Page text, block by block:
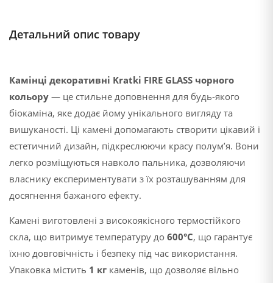
Детальний опис товару
Камінці декоративні Kratki FIRE GLASS чорного
кольору — це стильне доповнення для будь-якого
біокаміна, яке додає йому унікального вигляду та
вишуканості. Ці камені допомагають створити цікавий і
естетичний дизайн, підкреслюючи красу полум’я. Вони
легко розміщуються навколо пальника, дозволяючи
власнику експериментувати з їх розташуванням для
досягнення бажаного ефекту.
Камені виготовлені з високоякісного термостійкого
скла, що витримує температуру до 600°C, що гарантує
їхню довговічність і безпеку під час використання.
Упаковка містить 1 кг каменів, що дозволяє вільно